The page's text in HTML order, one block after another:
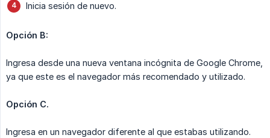
Inicia sesión de nuevo.
Opción B:
Ingresa desde una nueva ventana incógnita de Google Chrome,
ya que este es el navegador más recomendado y utilizado.
Opción C.
Ingresa en un navegador diferente al que estabas utilizando.